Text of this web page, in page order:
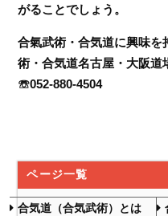
がることでしょう。
合氣武術・合気道に興味
術・合気道名古屋・大阪道
☏052-880-4504
ページ一覧
合気道（合気武術）とは